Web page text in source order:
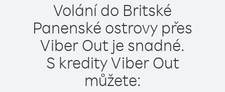
Volání do Britské
Panenské ostrovy přes
Viber Out je snadné.
S kredity Viber Out
můžete: